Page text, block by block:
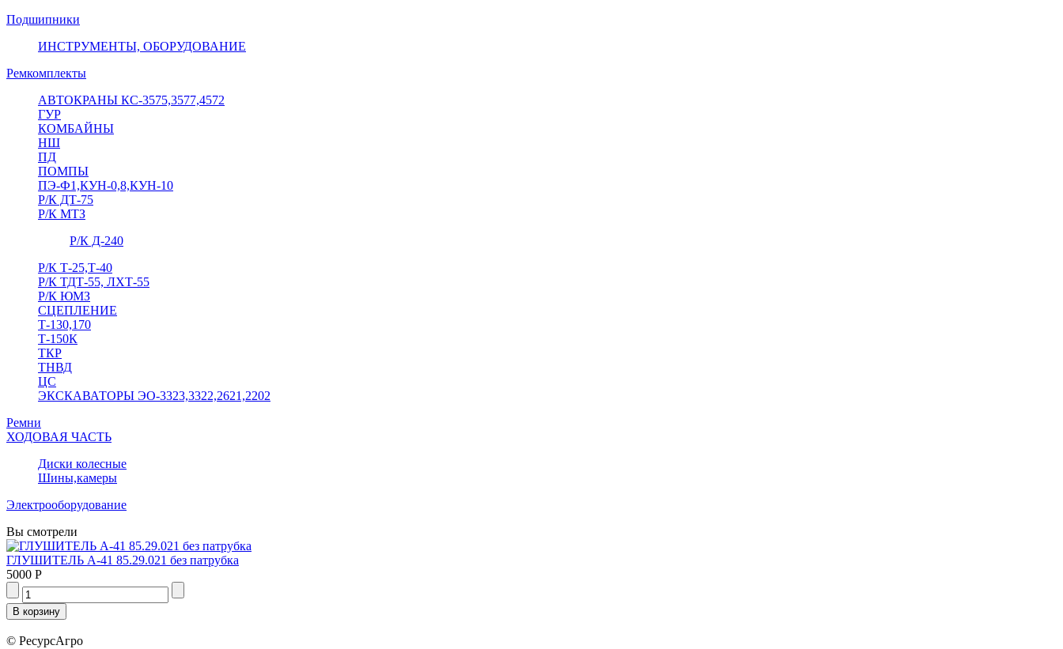
Подшипники
ИНСТРУМЕНТЫ, ОБОРУДОВАНИЕ
Ремкомплекты
АВТОКРАНЫ КС-3575,3577,4572
ГУР
КОМБАЙНЫ
НШ
ПД
ПОМПЫ
ПЭ-Ф1,КУН-0,8,КУН-10
Р/К ДТ-75
Р/К МТЗ
Р/К Д-240
Р/К Т-25,Т-40
Р/К ТДТ-55, ЛХТ-55
Р/К ЮМЗ
СЦЕПЛЕНИЕ
Т-130,170
Т-150К
ТКР
ТНВД
ЦС
ЭКСКАВАТОРЫ ЭО-3323,3322,2621,2202
Ремни
ХОДОВАЯ ЧАСТЬ
Диски колесные
Шины,камеры
Электрооборудование
Вы смотрели
ГЛУШИТЕЛЬ А-41 85.29.021 без патрубка
5000 Р
© РесурсАгро